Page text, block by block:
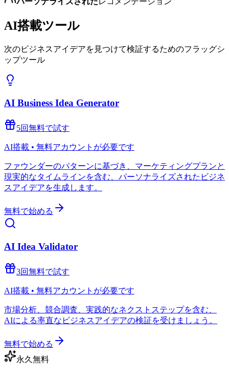
AI搭載ツール
次のビジネスアイデアを見つけて検証するためのフラッグシ
ップツール
AI Business Idea Generator
5回無料で試す
AI搭載 • 無料アカウントが必要です
ファウンダーのパターンに基づき、マーケティングプランと
現実的なタイムラインを含む、パーソナライズされたビジネ
スアイデアを生成します。
無料で始める
AI Idea Validator
3回無料で試す
AI搭載 • 無料アカウントが必要です
市場分析、競合調査、実践的なネクストステップを含む、
AIによる率直なビジネスアイデアの検証を受けましょう。
無料で始める
永久無料